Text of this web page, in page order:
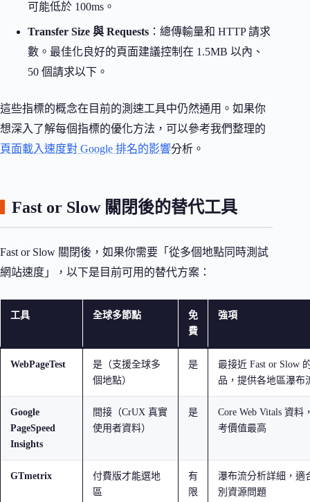
可能低於 100ms。
Transfer Size 與 Requests ：總傳輸量和 HTTP 請求
數。最佳化良好的頁面建議控制在 1.5MB 以內、
50 個請求以下。
這些指標的概念在目前的測速工具中仍然通用。如果你
想深入了解每個指標的優化方法，可以參考我們整理的
頁面載入速度對 Google 排名的影響分析。
Fast or Slow 關閉後的替代工具
Fast or Slow 關閉後，如果你需要「從多個地點同時測試
網站速度」，以下是目前可用的替代方案：
工具 全球多節點
免
費
強項
WebPageTest
是（支援全球多
個地點）
是
最接近 Fast or Slow
品，提供各地區瀑布
Google
PageSpeed
Insights
間接（CrUX 真實
使用者資料）
是
Core Web Vitals 資料
考價值最高
GTmetrix
付費版才能選地
區
有
限
瀑布流分析詳細，適
別資源問題